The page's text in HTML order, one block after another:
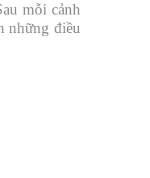
mỗi cảnh
những điều